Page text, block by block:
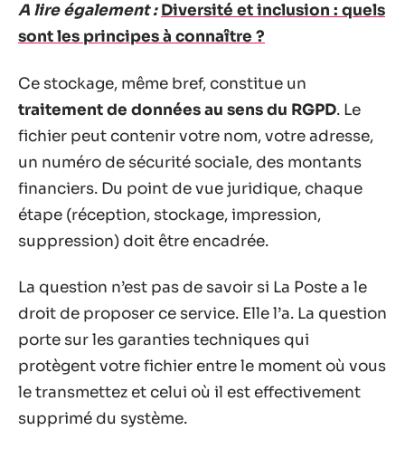
A lire également : Diversité et inclusion : quels
sont les principes à connaître ?
Ce stockage, même bref, constitue un
traitement de données au sens du RGPD. Le
fichier peut contenir votre nom, votre adresse,
un numéro de sécurité sociale, des montants
financiers. Du point de vue juridique, chaque
étape (réception, stockage, impression,
suppression) doit être encadrée.
La question n’est pas de savoir si La Poste a le
droit de proposer ce service. Elle l’a. La question
porte sur les garanties techniques qui
protègent votre fichier entre le moment où vous
le transmettez et celui où il est effectivement
supprimé du système.